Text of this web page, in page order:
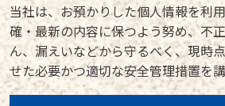
当社は、お預かりした個人情報を利
確・最新の内容に保つよう努め、不
ん、漏えいなどから守るべく、現時
せた必要かつ適切な安全管理措置を